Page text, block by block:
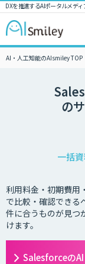
DXを推進するAIポータルメデ
AI・人工知能のAIsmiley TOP
の
一括
利用料金・初期費用
で比較・確認できる
件に合うものが見つ
けます。
Salesforceの